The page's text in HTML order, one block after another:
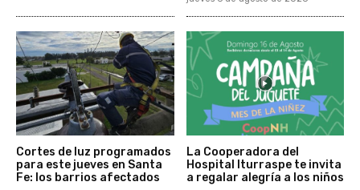
Cortes de luz programados
para este jueves en Santa
Fe: los barrios afectados
La Cooperadora del
Hospital Iturraspe te invita
a regalar alegría a los niños